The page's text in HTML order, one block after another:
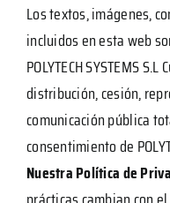
Los textos, imágenes,
incluidos en esta web
POLYTECH SYSTEMS
distribución, cesión,
comunicación pública
consentimiento de
Nuestra Política de